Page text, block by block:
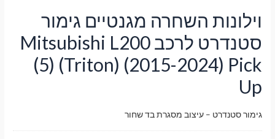
וילונות השחרה מגנטיים גימור
סטנדרט לרכב Mitsubishi L200
(5) (Triton) (2015-2024) Pick
Up
גימור סטנדרט – עיצוב מסגרת בד שחור